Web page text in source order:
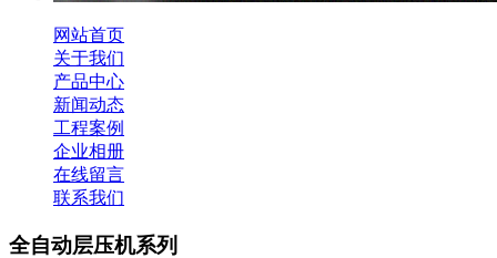
网站首页
关于我们
产品中心
新闻动态
工程案例
企业相册
在线留言
联系我们
全自动层压机系列